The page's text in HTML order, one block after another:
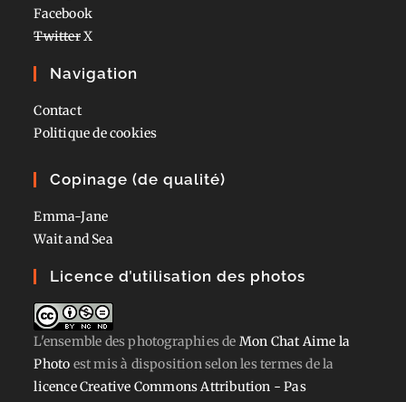
Facebook
TwitterX
Navigation
Contact
Politique de cookies
Copinage (de qualité)
Emma-Jane
Wait and Sea
Licence d’utilisation des photos
L'ensemble des photographiesde Mon Chat Aime la
Photo est mis à disposition selon les termes de la
licence Creative Commons Attribution - Pas